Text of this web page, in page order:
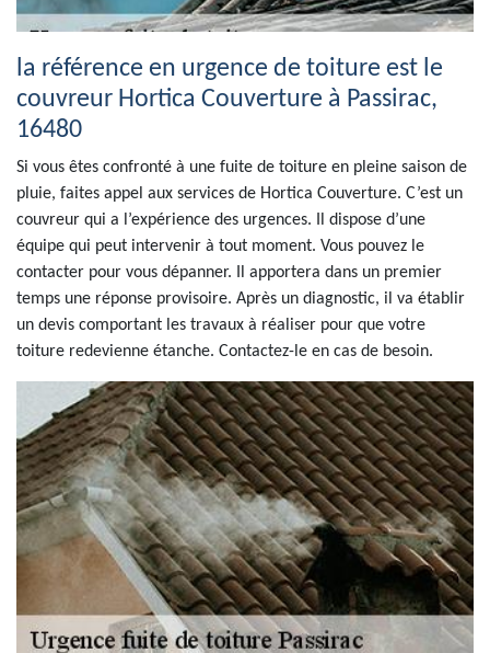
la référence en urgence de toiture est le
couvreur Hortica Couverture à Passirac,
16480
Si vous êtes confronté à une fuite de toiture en pleine saison de
pluie, faites appel aux services de Hortica Couverture. C’est un
couvreur qui a l’expérience des urgences. Il dispose d’une
équipe qui peut intervenir à tout moment. Vous pouvez le
contacter pour vous dépanner. Il apportera dans un premier
temps une réponse provisoire. Après un diagnostic, il va établir
un devis comportant les travaux à réaliser pour que votre
toiture redevienne étanche. Contactez-le en cas de besoin.